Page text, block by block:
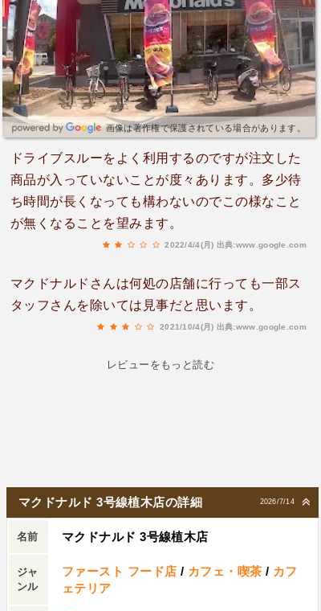
画像は著作権で保護されている場合があります。
ドライブスルーをよく利用するのですが注文した
商品が入っていないことが度々あります。多少待
ち時間が長くなっても構わないのでこの様なこと
が無くなることを望みます。
2022/4/4(月) 出典:www.google.com
マクドナルドさんは何処の店舗に行っても一部ス
タッフさんを除いては見事だと思います。
2021/10/4(月) 出典:www.google.com
レビューをもっと読む
2026/7/14
マクドナルド 3号線植木店の詳細
名前 マクドナルド 3号線植木店
ジャ
ンル
ファースト フード店 / カフェ・喫茶 / カフ
ェテリア